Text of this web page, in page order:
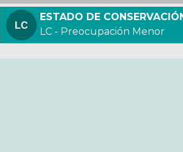
ESTADO DE
LC - Preocupación Menor